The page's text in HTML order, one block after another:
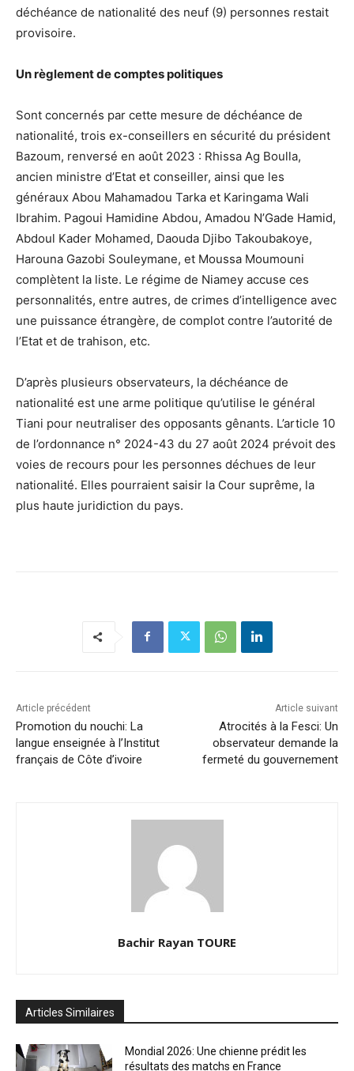
déchéance de nationalité des neuf (9) personnes restait
provisoire.
Un règlement de comptes politiques
Sont concernés par cette mesure de déchéance de
nationalité, trois ex-conseillers en sécurité du président
Bazoum, renversé en août 2023 : Rhissa Ag Boulla,
ancien ministre d’Etat et conseiller, ainsi que les
généraux Abou Mahamadou Tarka et Karingama Wali
Ibrahim. Pagoui Hamidine Abdou, Amadou N’Gade Hamid,
Abdoul Kader Mohamed, Daouda Djibo Takoubakoye,
Harouna Gazobi Souleymane, et Moussa Moumouni
complètent la liste. Le régime de Niamey accuse ces
personnalités, entre autres, de crimes d’intelligence avec
une puissance étrangère, de complot contre l’autorité de
l’Etat et de trahison, etc.
D’après plusieurs observateurs, la déchéance de
nationalité est une arme politique qu’utilise le général
Tiani pour neutraliser des opposants gênants. L’article 10
de l’ordonnance n° 2024-43 du 27 août 2024 prévoit des
voies de recours pour les personnes déchues de leur
nationalité. Elles pourraient saisir la Cour suprême, la
plus haute juridiction du pays.
Article précédent
Promotion du nouchi: La
langue enseignée à l’Institut
français de Côte d’ivoire
Article suivant
Atrocités à la Fesci: Un
observateur demande la
fermeté du gouvernement
Bachir Rayan TOURE
Articles Similaires
Mondial 2026: Une chienne prédit les
résultats des matchs en France